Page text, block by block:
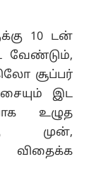
10 டன்
வேண்டும்,
சூப்பர்
இட
உழுத
முன்,
விதைக்க